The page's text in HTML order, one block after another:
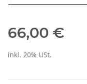
66,00 €
inkl. 20% USt.